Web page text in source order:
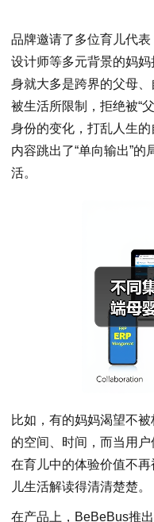
品牌邀请了多位育儿代表
设计师等多元背景的妈
身就大多是跨界的父母
被生活所限制，拒绝被“
身份的变化，打乱人生
内容跳出了“单向输出”
活。
比如，有的妈妈渴望不
的空间、时间，而当用
在育儿中的体验价值不再
儿生活解读得清清楚楚。
在产品上，BeBeBus推